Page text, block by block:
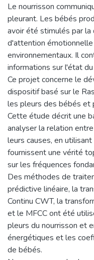
Le nourrisson
pleurant. Les bébés
avoir été stimulés par la
d'attention
environnementaux. Il
informations sur l'état
Ce projet concerne le
dispositif basé sur le
les pleurs des bébés et
Cette étude décrit une
analyser la relation
leurs causes, en
fournissent une vérité
sur les fréquences
Des méthodes de
prédictive linéaire, la
Continu CWT, la
et le MFCC ont été
pleurs du nourrisson et
énergétiques et les
de bébés.